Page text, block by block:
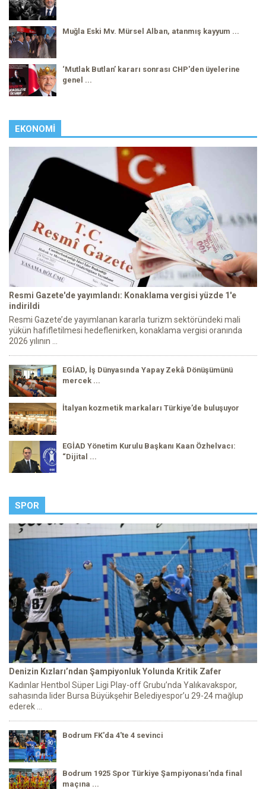
Muğla Eski Mv. Mürsel Alban, atanmış kayyum ...
‘Mutlak Butlan’ kararı sonrası CHP'den üyelerine
genel ...
EKONOMI
Resmi Gazete'de yayımlandı: Konaklama vergisi yüzde 1'e
indirildi
Resmi Gazete’de yayımlanan kararla turizm sektöründeki mali
yükün hafifletilmesi hedeflenirken, konaklama vergisi oranında
2026 yılının ...
EGİAD, İş Dünyasında Yapay Zekâ Dönüşümünü
mercek ...
İtalyan kozmetik markaları Türkiye’de buluşuyor
EGİAD Yönetim Kurulu Başkanı Kaan Özhelvacı:
“Dijital ...
SPOR
Denizin Kızları’ndan Şampiyonluk Yolunda Kritik Zafer
Kadınlar Hentbol Süper Ligi Play-off Grubu’nda Yalıkavakspor,
sahasında lider Bursa Büyükşehir Belediyespor’u 29-24 mağlup
ederek ...
Bodrum FK'da 4'te 4 sevinci
Bodrum 1925 Spor Türkiye Şampiyonası'nda final
maçına ...